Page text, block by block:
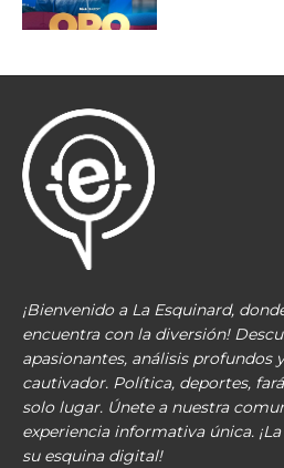
¡Bienvenido a La Esquinard,
encuentra con la diversión!
apasionantes, análisis
cautivador. Política, deportes,
solo lugar. Únete a nuestra
experiencia informativa única.
su esquina digital!